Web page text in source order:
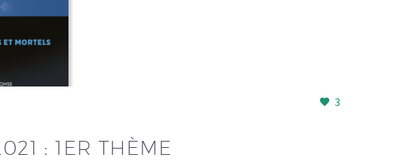
3
: 1ER THÈME